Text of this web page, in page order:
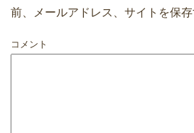
前、メールアドレス、サイトを保存
コメント